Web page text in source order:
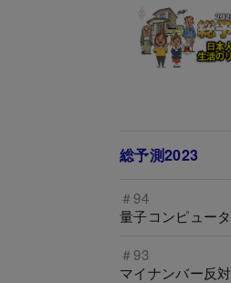
総予測2023
＃94
量子コンピュー
＃93
マイナンバー反